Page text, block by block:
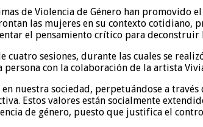
de Violencia de Género han promovido
las mujeres en su contexto cotidiano,
el pensamiento crítico para deconstruir
cuatro sesiones, durante las cuales se
con la colaboración de la artista
nuestra sociedad, perpetuándose a
Estos valores están socialmente
de género, puesto que justifica el